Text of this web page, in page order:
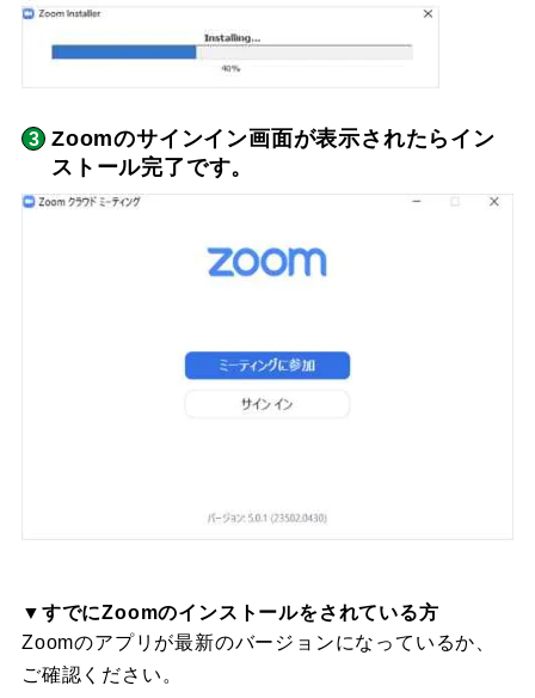
Zoomのサインイン画面が表示されたらイン
ストール完了です。
▼すでにZoomのインストールをされている方
Zoomのアプリが最新のバージョンになっているか、
ご確認ください。